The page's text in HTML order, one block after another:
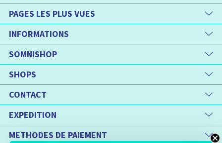
PAGES LES PLUS VUES
INFORMATIONS
SOMNISHOP
SHOPS
CONTACT
EXPEDITION
METHODES DE PAIEMENT